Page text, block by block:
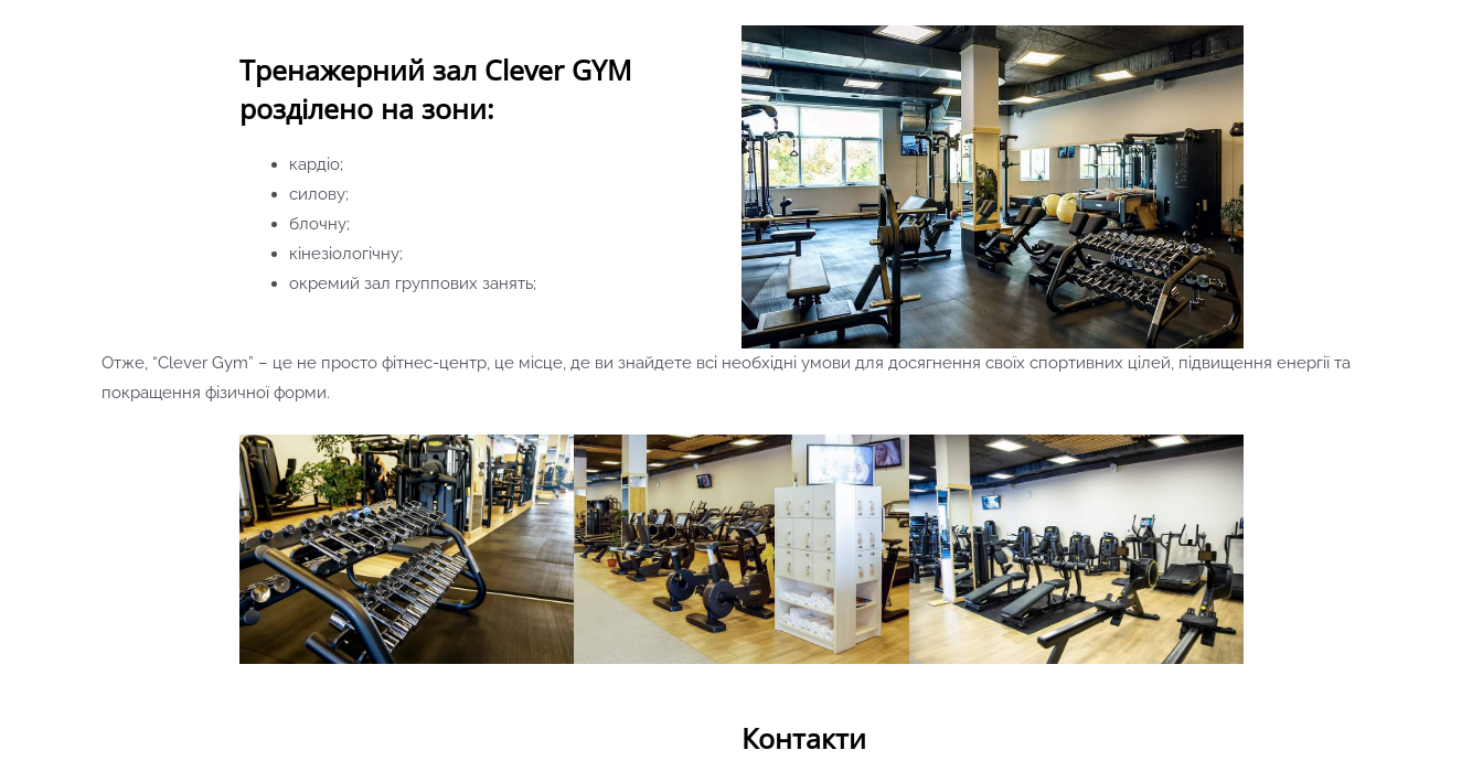
Тренажерний зал Clever GYM
розділено на зони:
кардіо;
силову;
блочну;
кінезіологічну;
окремий зал группових занять;
Отже, “Clever Gym” – це не просто фітнес-центр, це місце, де ви знайдете всі необхідні умови для досягнення своїх спортивних цілей, підвищення енергії та
покращення фізичної форми.
Контакти